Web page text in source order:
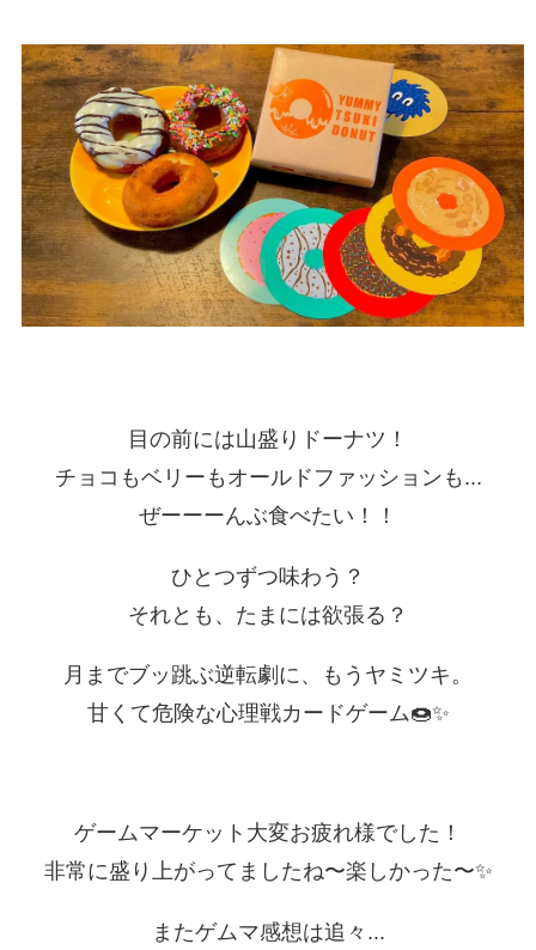
目の前には山盛りドーナツ！
チョコもベリーもオールドファッションも...
ぜーーーんぶ食べたい！！
ひとつずつ味わう？
それとも、たまには欲張る？
月までブッ跳ぶ逆転劇に、もうヤミツキ。
甘くて危険な心理戦カードゲーム🍩✨
ゲームマーケット大変お疲れ様でした！
非常に盛り上がってましたね〜楽しかった〜✨
またゲムマ感想は追々...